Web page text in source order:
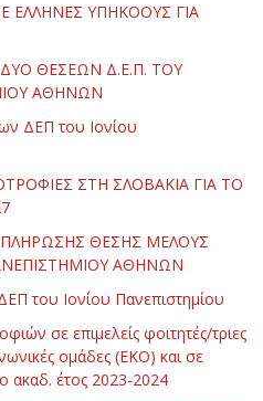
ΕΛΛΗΝΕΣ ΥΠΗΚΟΟΥΣ ΓΙΑ
ΘΕΣΕΩΝ Δ.Ε.Π. ΤΟΥ
ΑΘΗΝΩΝ
ΔΕΠ του Ιονίου
ΣΤΗ ΣΛΟΒΑΚΙΑ ΓΙΑ ΤΟ
ΘΕΣΗΣ ΜΕΛΟΥΣ
ΑΘΗΝΩΝ
του Ιονίου Πανεπιστημίου
σε επιμελείς φοιτητές/τριες
ομάδες (ΕΚΟ) και σε
ακαδ. έτος 2023-2024